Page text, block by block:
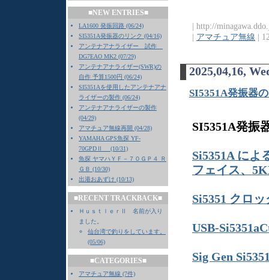
■NEW ENTRIES■
LA1600 発振回路 (06/24)
SI5351A発振器のリンク (04/16)
アンテナアナライザー 試作
DG7EAO MK2 (07/29)
アンテナアナライザー(SWR)の
自作 予算1500円 (06/24)
SI5351Aを使用したアンテナアナ
ライザーの製作 (06/24)
アンテナアナライザーの製作
(04/29)
アマチュア無線再開 (04/28)
YAMAHA GPS魚探 YF-
70GPDⅡ (10/31)
魚探 ヤマハＹＦ－７０ＧＰ４ Ｒ
ＧＢ (10/30)
出港おあずけ (10/13)
■RECENT TRACKBACK■
ＨｕｓｔｌｅｒⅡ 名前が入り
ました。
仙台湾で釣りをしています。
(05/06)
■CATEGORIES■
アマチュア無線 (7件)
| http://
| アマチュア無線 |
2025,04,16,
SI5351A発振器
SI5351A発振
Si5351A によ
フェイス、
Si5351 クロ
USB-
Sig Gen